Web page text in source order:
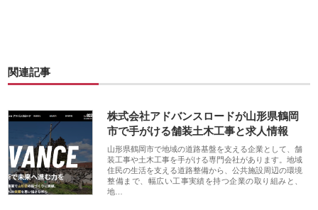
関連記事
株式会社アドバンスロードが山形県鶴岡
市で手がける舗装土木工事と求人情報
山形県鶴岡市で地域の道路基盤を支える企業として、舗
装工事や土木工事を手がける専門会社があります。地域
住民の生活を支える道路整備から、公共施設周辺の環境
整備まで、幅広い工事実績を持つ企業の取り組みと、
地…